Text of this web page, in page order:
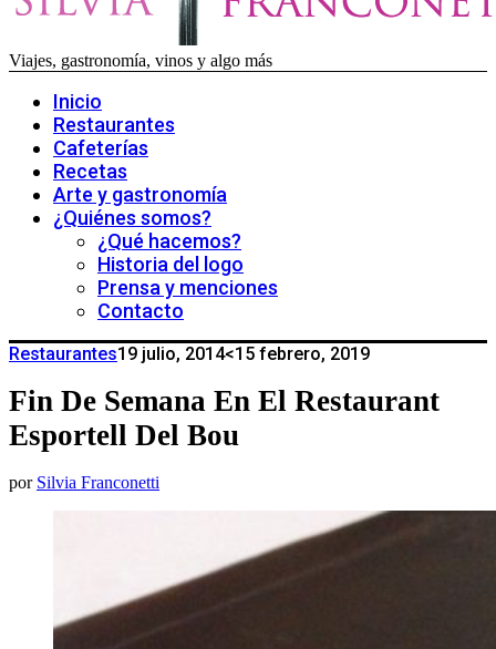
Viajes, gastronomía, vinos y algo más
Inicio
Restaurantes
Cafeterías
Recetas
Arte y gastronomía
¿Quiénes somos?
¿Qué hacemos?
Historia del logo
Prensa y menciones
Contacto
Restaurantes19 julio, 2014<15 febrero, 2019
Fin De Semana En El Restaurant
Esportell Del Bou
por Silvia Franconetti